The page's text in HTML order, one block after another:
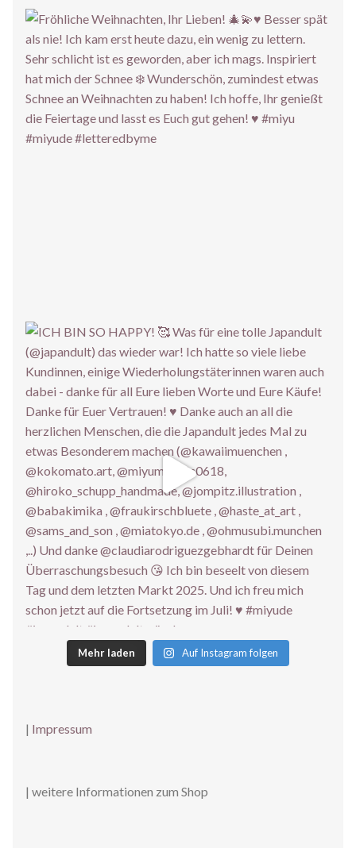
Mehr laden Auf Instagram folgen
| Impressum
| weitere Informationen zum Shop